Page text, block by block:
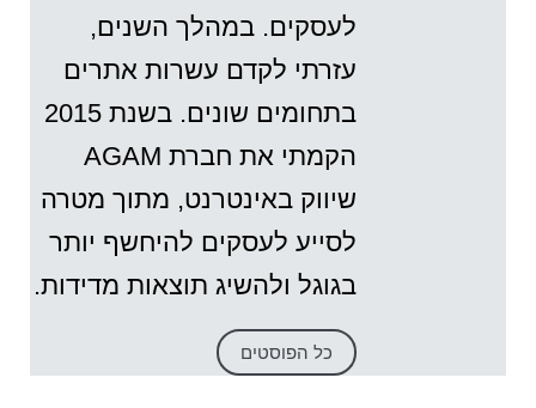
לעסקים. במהלך השנים,
עזרתי לקדם עשרות אתרים
בתחומים שונים. בשנת 2015
הקמתי את חברת AGAM
שיווק באינטרנט, מתוך מטרה
לסייע לעסקים להיחשף יותר
בגוגל ולהשיג תוצאות מדידות.
כל הפוסטים